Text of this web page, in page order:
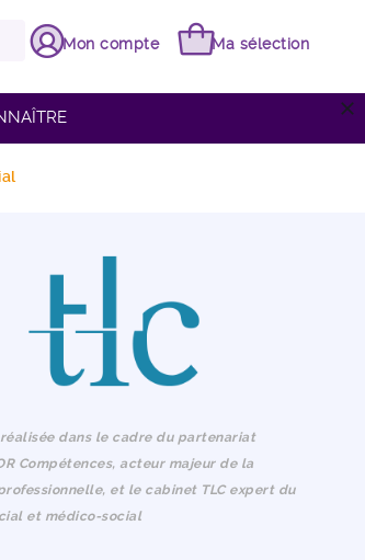
Mon compte Ma sélection
close
dans le cadre du partenariat
Compétences, acteur majeur de la
et le cabinet TLCexpert du
et médico-social